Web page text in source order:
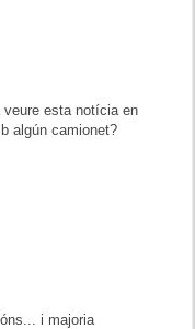
esta notícia en
algún camionet?
i majoria